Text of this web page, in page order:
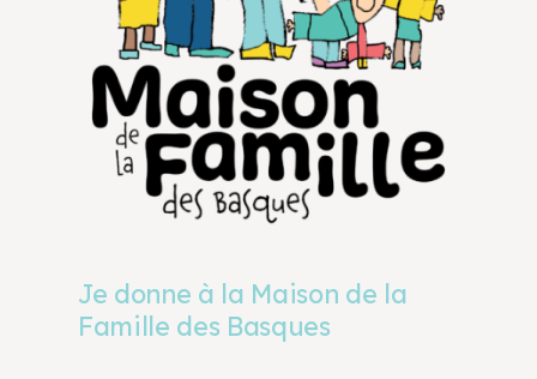
Je donne à la Maison de la
Famille des Basques